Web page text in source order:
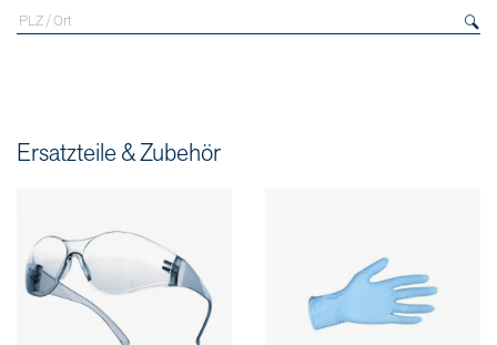
Ersatzteile & Zubehör